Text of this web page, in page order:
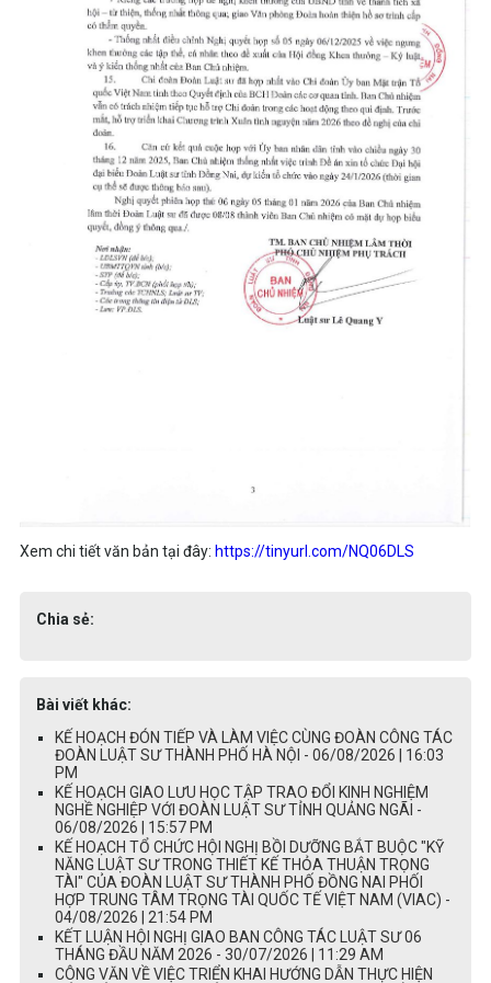
Xem chi tiết văn bản tại đây: https://tinyurl.com/NQ06DLS
Chia sẻ:
Bài viết khác:
KẾ HOẠCH ĐÓN TIẾP VÀ LÀM VIỆC CÙNG ĐOÀN CÔNG TÁC
ĐOÀN LUẬT SƯ THÀNH PHỐ HÀ NỘI - 06/08/2026 | 16:03
PM
KẾ HOẠCH GIAO LƯU HỌC TẬP TRAO ĐỔI KINH NGHIỆM
NGHỀ NGHIỆP VỚI ĐOÀN LUẬT SƯ TỈNH QUẢNG NGÃI -
06/08/2026 | 15:57 PM
KẾ HOẠCH TỔ CHỨC HỘI NGHỊ BỒI DƯỠNG BẮT BUỘC "KỸ
NĂNG LUẬT SƯ TRONG THIẾT KẾ THỎA THUẬN TRỌNG
TÀI" CỦA ĐOÀN LUẬT SƯ THÀNH PHỐ ĐỒNG NAI PHỐI
HỢP TRUNG TÂM TRỌNG TÀI QUỐC TẾ VIỆT NAM (VIAC) -
04/08/2026 | 21:54 PM
KẾT LUẬN HỘI NGHỊ GIAO BAN CÔNG TÁC LUẬT SƯ 06
THÁNG ĐẦU NĂM 2026 - 30/07/2026 | 11:29 AM
CÔNG VĂN VỀ VIỆC TRIỂN KHAI HƯỚNG DẪN THỰC HIỆN